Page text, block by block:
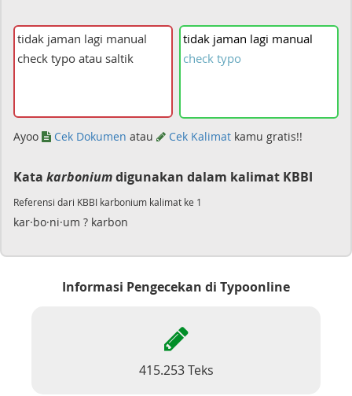
tidak jaman lagi manual
check typo
Ayoo Cek Dokumen atau Cek Kalimat kamu gratis!!
Kata karboniumdigunakan dalam kalimat KBBI
Referensi dari KBBI karbonium kalimat ke 1
kar·bo·ni·um ? karbon
Informasi Pengecekan di Typoonline
415.253 Teks